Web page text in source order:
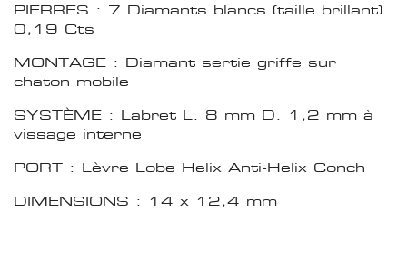
PIERRES : 7 Diamants blancs (taille brillant)
0,19 Cts
MONTAGE : Diamant sertie griffe sur
chaton mobile
SYSTÈME : Labret L. 8 mm D. 1,2 mm à
vissage interne
PORT : Lèvre Lobe Helix Anti-Helix Conch
DIMENSIONS : 14 x 12,4 mm